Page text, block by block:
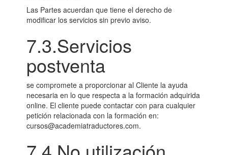
Las Partes acuerdan que tiene el derecho de
modificar los servicios sin previo aviso.
7.3.Servicios
postventa
se compromete a proporcionar al Cliente la ayuda
necesaria en lo que respecta a la formación adquirida
online. El cliente puede contactar con para cualquier
petición relacionada con la formación en:
cursos@academiatraductores.com.